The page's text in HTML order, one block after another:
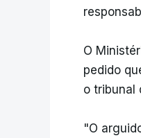
O
pedido
o tribunal
"O